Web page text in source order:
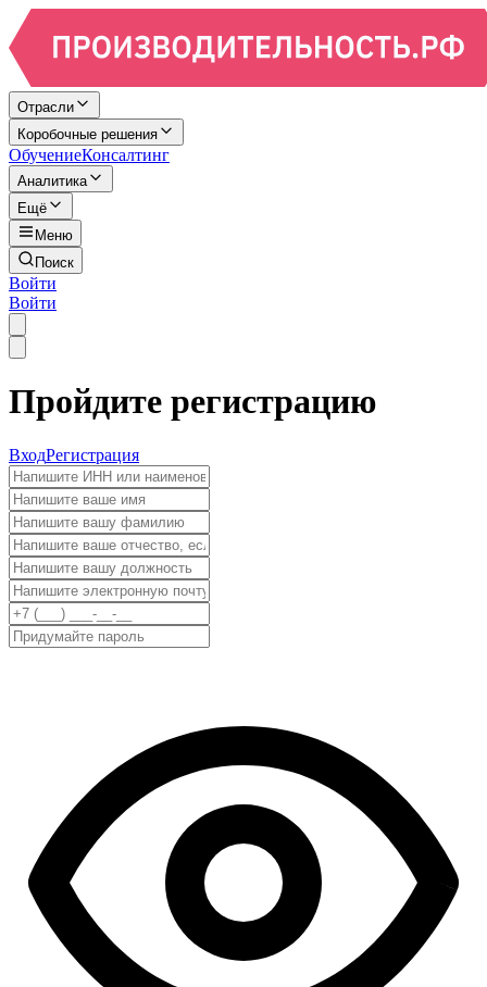
Отрасли
Коробочные решения
ОбучениеКонсалтинг
Аналитика
Ещё
Меню
Поиск
Войти
Войти
Пройдите регистрацию
ВходРегистрация